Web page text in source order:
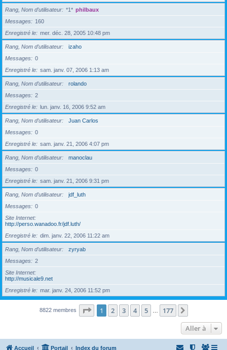
Rang, Nom d’utilisateur *1* philbaux
Messages
160
Enregistré le
mer. déc. 28, 2005 10:48 pm
Rang, Nom d’utilisateur
izaho
Messages
0
Enregistré le
sam. janv. 07, 2006 1:13 am
Rang, Nom d’utilisateur
rolando
Messages
2
Enregistré le
lun. janv. 16, 2006 9:52 am
Rang, Nom d’utilisateur
Juan Carlos
Messages
0
Enregistré le
sam. janv. 21, 2006 4:07 pm
Rang, Nom d’utilisateur
manoclau
Messages
0
Enregistré le
sam. janv. 21, 2006 9:31 pm
Rang, Nom d’utilisateur
jdf_luth
Messages
0
Site Internet
http://perso.wanadoo.fr/jdf.luth/
Enregistré le
dim. janv. 22, 2006 11:22 am
Rang, Nom d’utilisateur
zyryab
Messages
2
Site Internet
http://musicale9.net
Enregistré le
mar. janv. 24, 2006 11:52 pm
8822 membres Page 1sur177
1 2 3 4 5 177
Aller à
Accueil Portail Index du forum